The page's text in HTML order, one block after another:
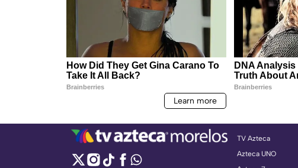
TV Azteca
Azteca UNO